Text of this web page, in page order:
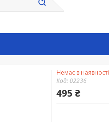
Немає в наявності
Код: 02236
495 ₴